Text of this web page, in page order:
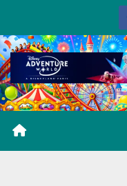
al
contenuto